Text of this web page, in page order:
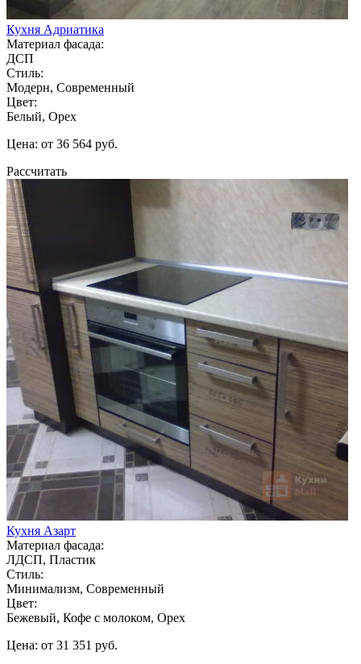
Кухня Адриатика
Материал фасада:
ДСП
Стиль:
Модерн, Современный
Цвет:
Белый, Орех
Цена: от 36 564 руб.
Рассчитать
Кухня Азарт
Материал фасада:
ЛДСП, Пластик
Стиль:
Минимализм, Современный
Цвет:
Бежевый, Кофе с молоком, Орех
Цена: от 31 351 руб.